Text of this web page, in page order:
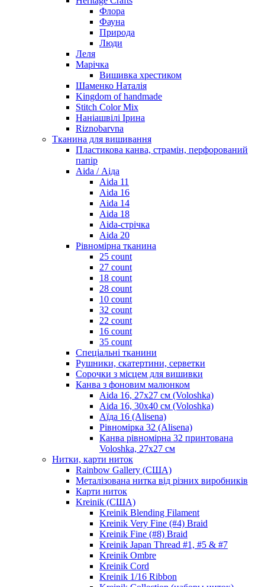
Флора
Фауна
Природа
Люди
Леля
Марічка
Вишивка хрестиком
Шаменко Наталія
Kingdom of handmade
Stitch Color Mix
Наніашвілі Ірина
Riznobarvna
Тканина для вишивання
Пластикова канва, страмін, перфорований
папір
Aida / Аіда
Aida 11
Aida 16
Aida 14
Aida 18
Aida-стрічка
Aida 20
Рівномірна тканина
25 count
27 count
18 count
28 count
10 count
32 count
22 count
16 count
35 count
Спеціальні тканини
Рушники, скатертини, серветки
Сорочки з місцем для вишивки
Канва з фоновим малюнком
Aida 16, 27х27 см (Voloshka)
Aida 16, 30х40 см (Voloshka)
Аїда 16 (Alisena)
Рівномірка 32 (Alisena)
Канва рівномірна 32 принтована
Voloshka, 27х27 см
Нитки, карти ниток
Rainbow Gallery (США)
Металізована нитка від різних виробників
Карти ниток
Kreinik (США)
Kreinik Blending Filament
Kreinik Very Fine (#4) Braid
Kreinik Fine (#8) Braid
Kreinik Japan Thread #1, #5 & #7
Kreinik Ombre
Kreinik Cord
Kreinik 1/16 Ribbon